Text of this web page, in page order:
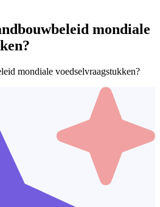
mondiale
mondiale voedselvraagstukken?